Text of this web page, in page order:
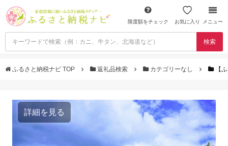
限度額をチェック お気に入り メニュー
検索
ふるさと納税ナビ TOP 返礼品検索 カテゴリーなし 【
詳細を見る